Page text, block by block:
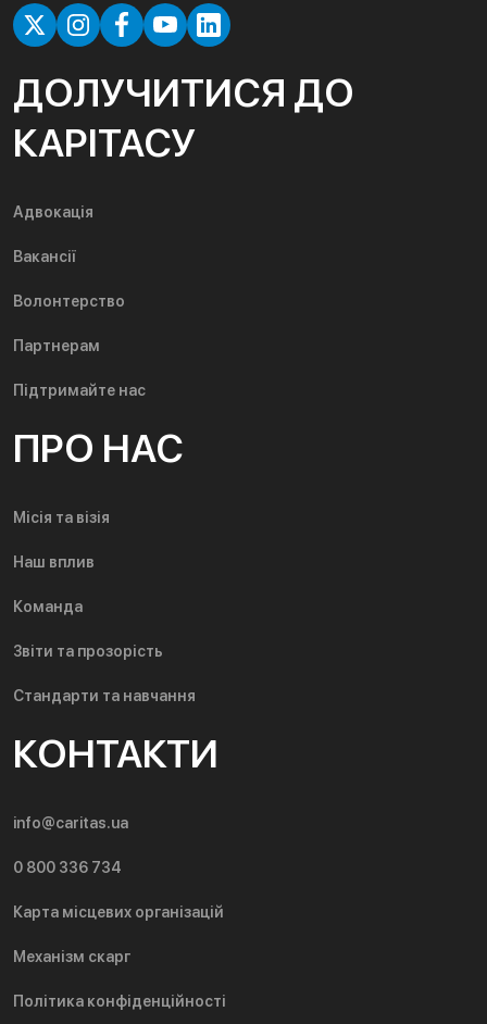
ДОЛУЧИТИСЯ ДО
КАРІТАСУ
Адвокація
Вакансії
Волонтерство
Партнерам
Підтримайте нас
ПРО НАС
Місія та візія
Наш вплив
Команда
Звіти та прозорість
Стандарти та навчання
КОНТАКТИ
info@caritas.ua
0 800 336 734
Карта місцевих організацій
Механізм скарг
Політика конфіденційності